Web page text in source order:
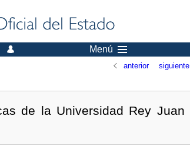
Menú
anterior siguiente
de la Universidad Rey Juan